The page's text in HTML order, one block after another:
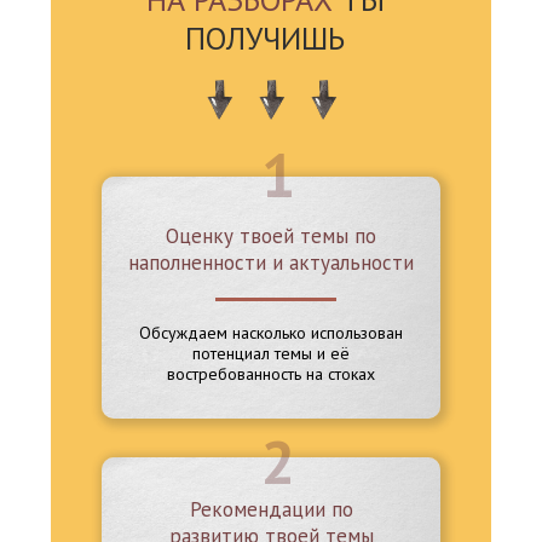
ВСТУПИТЬ В КЛУБ
Оценку твоей темы по
наполненности и актуальности
ПОЛУЧИШЬ
Обсуждаем насколько использован
потенциал темы и её
востребованность на стоках
Рекомендации по
развитию твоей темы
1
2